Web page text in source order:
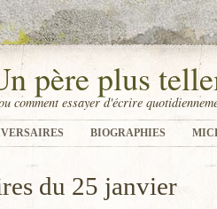
père plus
comment essayer d'écrire
BIOGRAPHIES
du 25 janvier